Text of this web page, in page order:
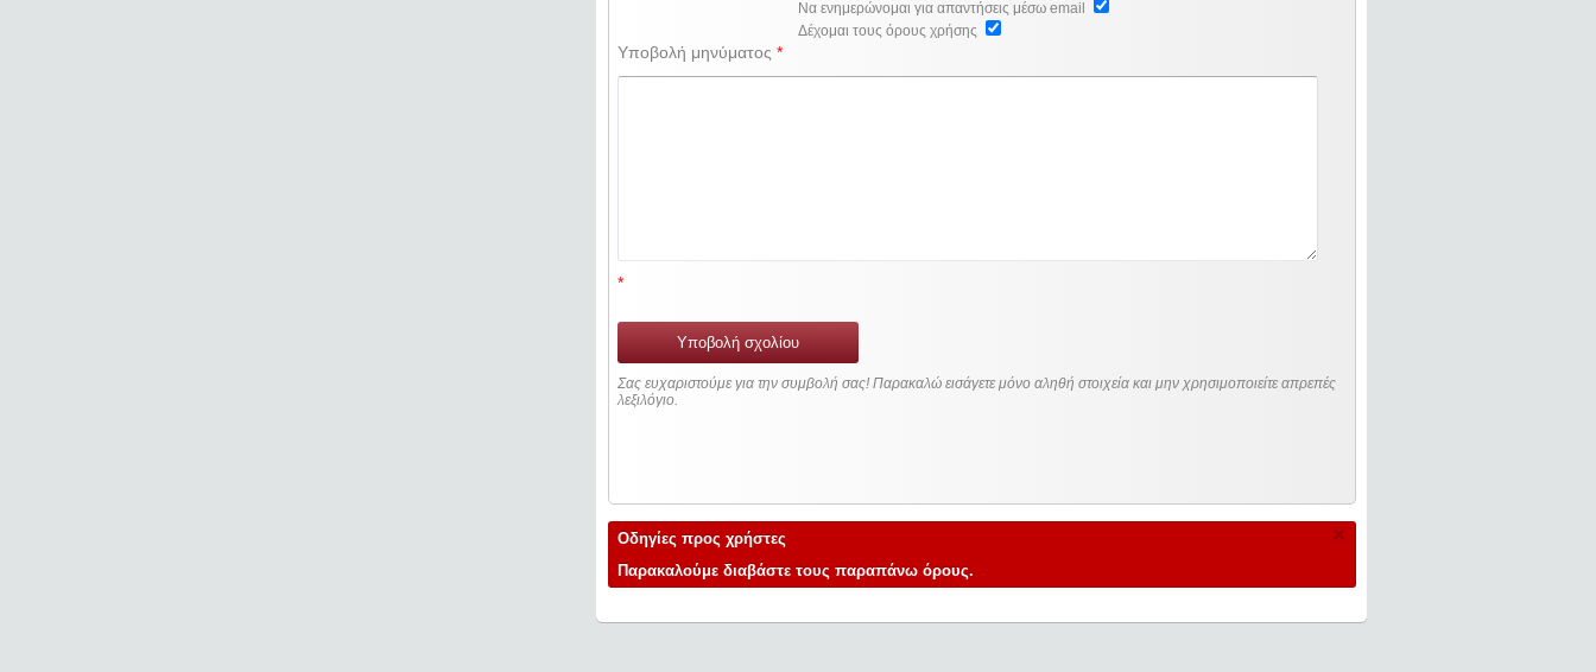
Να ενημερώνομαι για απαντήσεις μέσω email
Δέχομαι τους όρους χρήσης
Υποβολή μηνύματος*
*
Υποβολή σχολίου
Σας ευχαριστούμε για την συμβολή σας! Παρακαλώ εισάγετε μόνο αληθή στοιχεία και μην χρησιμοποιείτε απρεπές
λεξιλόγιο.
Οδηγίες προς χρήστες
Παρακαλούμε διαβάστε τους παραπάνω όρους.
×